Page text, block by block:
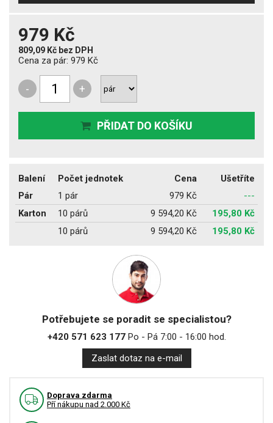
979 Kč
809,09 Kč bez DPH
Cena za pár: 979 Kč
- +
PŘIDAT DO KOŠÍKU
Balení Počet jednotek Cena
Ušetříte
Pár
1 pár 979 Kč
---
Karton
10 párů 9 594,20 Kč
195,80 Kč
10 párů
9 594,20 Kč 195,80 Kč
Potřebujete se poradit se specialistou?
+420 571 623 177Po - Pá 7:00 - 16:00 hod.
Zaslat dotaz na e-mail
Doprava zdarma
Pří nákupu nad 2.000 Kč